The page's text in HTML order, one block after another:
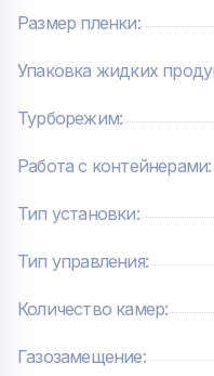
– Максимальная
– Наклонная полка для
Размер пленки:
Упаковка жидких
Турборежим:
Работа с контейнерами:
Тип установки:
Тип управления:
Количество камер:
Газозамещение: